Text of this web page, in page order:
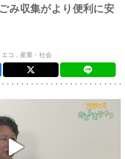
み収集がより便利に安
コ
産業・社会